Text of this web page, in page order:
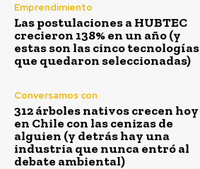
Emprendimiento
Las postulaciones a HUBTEC
crecieron 138% en un año (y
estas son las cinco tecnologías
que quedaron seleccionadas)
Conversamos con
312 árboles nativos crecen hoy
en Chile con las cenizas de
alguien (y detrás hay una
industria que nunca entró al
debate ambiental)